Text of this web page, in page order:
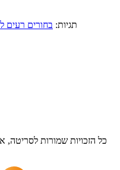
תגיות: בחורים רעים
© כל הזכויות שמורות